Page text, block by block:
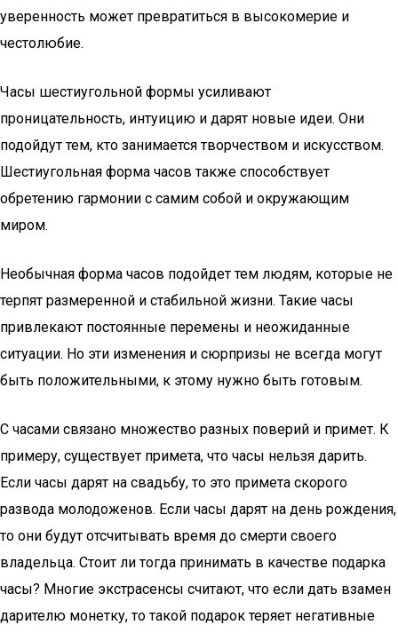
уверенность может превратиться в высокомерие и
честолюбие.
Часы шестиугольной формы усиливают
проницательность, интуицию и дарят новые идеи. Они
подойдут тем, кто занимается творчеством и искусством.
Шестиугольная форма часов также способствует
обретению гармонии с самим собой и окружающим
миром.
Необычная форма часов подойдет тем людям, которые не
терпят размеренной и стабильной жизни. Такие часы
привлекают постоянные перемены и неожиданные
ситуации. Но эти изменения и сюрпризы не всегда могут
быть положительными, к этому нужно быть готовым.
С часами связано множество разных поверий и примет. К
примеру, существует примета, что часы нельзя дарить.
Если часы дарят на свадьбу, то это примета скорого
развода молодоженов. Если часы дарят на день рождения,
то они будут отсчитывать время до смерти своего
владельца. Стоит ли тогда принимать в качестве подарка
часы? Многие экстрасенсы считают, что если дать взамен
дарителю монетку, то такой подарок теряет негативные